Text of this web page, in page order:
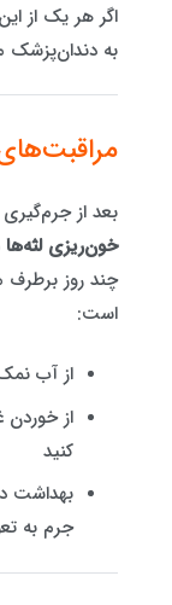
اگر هر یک از
به دندان‌پزشک
بعد از
خون‌ریزی لثه‌ها
چند روز برطرف
است:
از آب
کنید
بهداشت
جرم به